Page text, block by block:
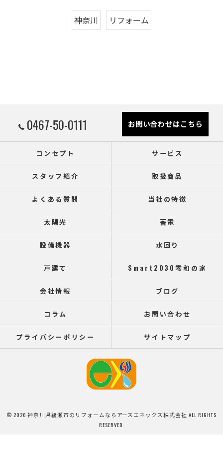
神奈川 リフォーム
0467-50-0111 お問い合わせはこちら
コンセプト サービス
スタッフ紹介 取扱商品
よくある質問 当社の特徴
太陽光 蓄電
設備機器 水回り
戸建て Smart2030零和の家
会社情報 ブログ
コラム お問い合わせ
プライバシーポリシー サイトマップ
© 2026 神奈川県綾瀬市のリフォームならアースエネックス株式会社 ALL RIGHTS
RESERVED.